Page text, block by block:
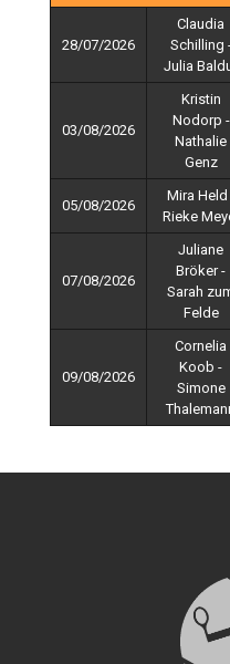
28/07/2026
Claudia
Schilling
Julia
03/08/2026
Kristin
Nodorp -
Nathalie
Genz
05/08/2026
Mira Held
Rieke
07/08/2026
Juliane
Bröker -
Sarah
Felde
09/08/2026
Cornelia
Koob -
Simone